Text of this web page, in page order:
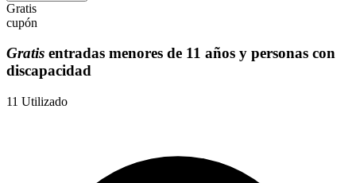
Gratis
cupón
Gratis entradas menores de 11 años y personas con
discapacidad
11 Utilizado